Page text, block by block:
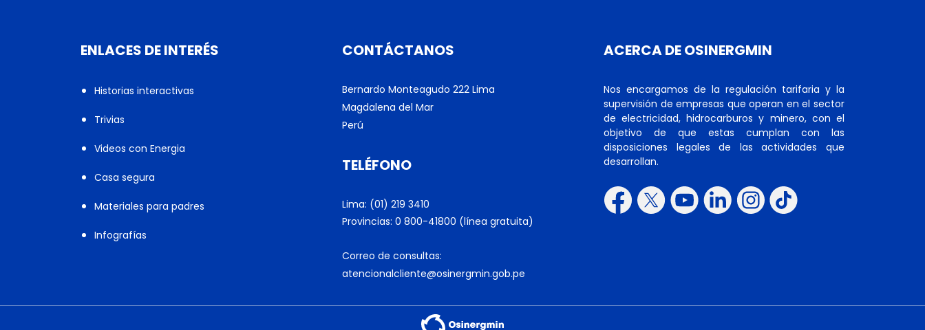
ENLACES DE INTERÉS
Historias interactivas
Trivias
Videos con Energia
Casa segura
Materiales para padres
Infografías
CONTÁCTANOS
Bernardo Monteagudo 222 Lima
Magdalena del Mar
Perú
TELÉFONO
Lima: (01) 219 3410
Provincias: 0 800-41800 (línea gratuita)
Correo de consultas:
atencionalcliente@osinergmin.gob.pe
ACERCA DE OSINERGMIN
Nos encargamos de la regulación tarifaria y la
supervisión de empresas que operan en el sector
de electricidad, hidrocarburos y minero, con el
objetivo de que estas cumplan con las
disposiciones legales de las actividades que
desarrollan.